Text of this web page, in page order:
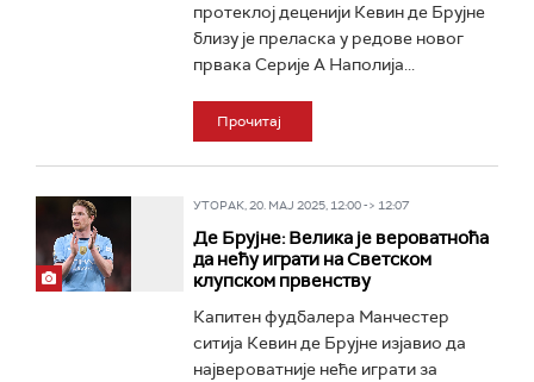
протеклој деценији Кевин де Брујне
близу је преласка у редове новог
првака Серије А Наполија...
Прочитај
УТОРАК, 20. МАЈ 2025, 12:00 -> 12:07
Де Брујне: Велика је вероватноћа
да нећу играти на Светском
клупском првенству
Капитен фудбалера Манчестер
ситија Кевин де Брујне изјавио да
највероватније неће играти за